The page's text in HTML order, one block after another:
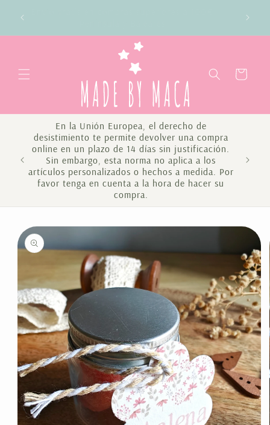
directamente
al contenido
Carrito
En la Unión Europea, el derecho de
desistimiento te permite devolver una compra
online en un plazo de 14 días sin justificación.
Sin embargo, esta norma no aplica a los
artículos personalizados o hechos a medida. Por
favor tenga en cuenta a la hora de hacer su
compra.
directamente
a la
información